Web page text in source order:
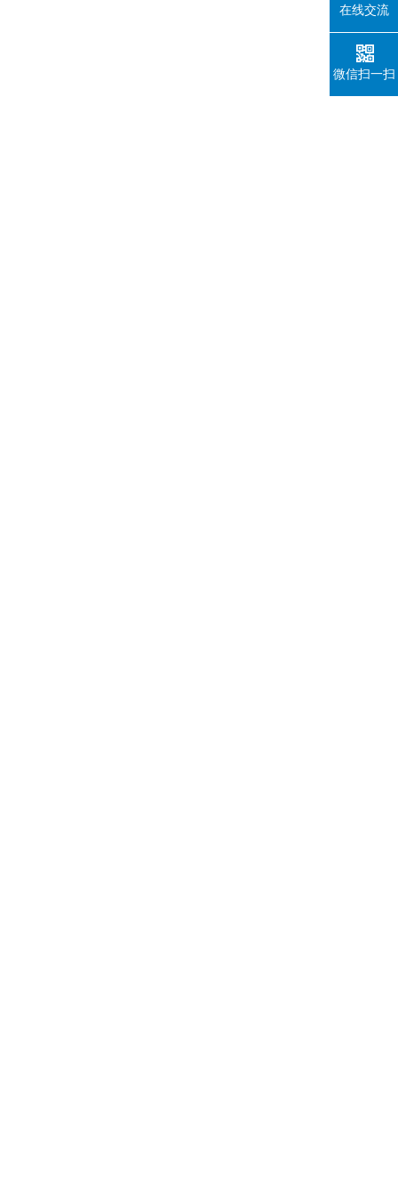
在线交流
微信扫一扫